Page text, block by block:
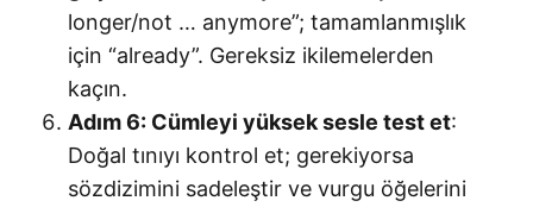
longer/not … anymore”; tamamlanmışlık
için “already”. Gereksiz ikilemelerden
kaçın.
Adım 6: Cümleyi yüksek sesle test et:
Doğal tınıyı kontrol et; gerekiyorsa
sözdizimini sadeleştir ve vurgu öğelerini